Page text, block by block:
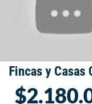
Fincas y Casas